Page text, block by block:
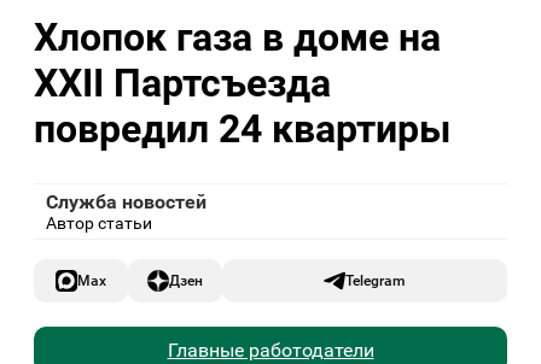
Хлопок газа в доме на
XXII Партсъезда
повредил 24 квартиры
Служба новостей
Автор статьи
Max Дзен Telegram
Главные работодатели